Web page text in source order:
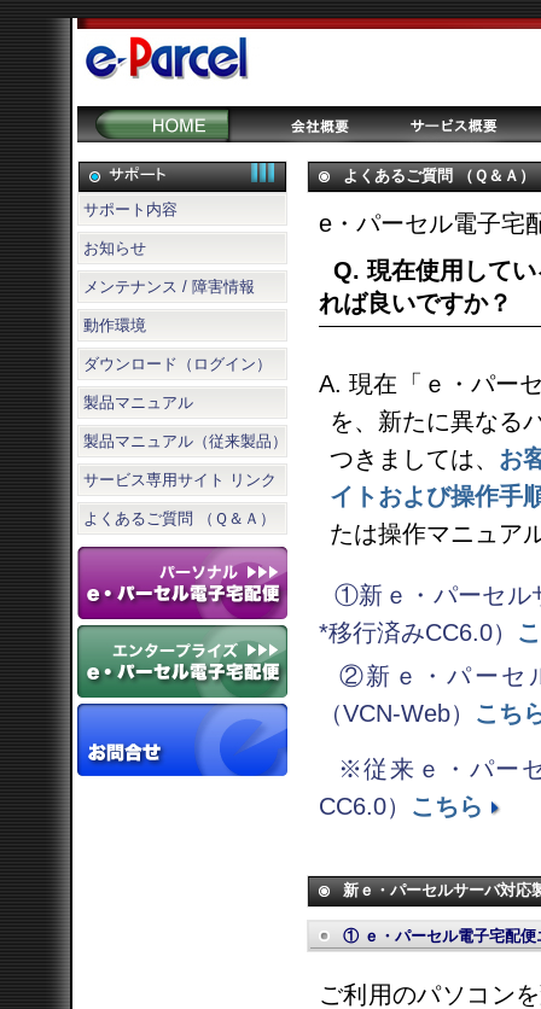
よくあるご質問 （Ｑ＆Ａ）
e・パーセル電子宅
Q. 現在使用して
れば良いですか？
A. 現在「ｅ・パー
を、新たに異なる
つきましては、 お
イトおよび操作手
たは操作マニュア
①新ｅ・パーセル
*移行済みCC6.0）
②新ｅ・パーセ
（VCN-Web） こち
※従来ｅ・パー
CC6.0） こちら
新ｅ・パーセルサーバ対応
① ｅ・パーセル電子宅配便
ご利用のパソコン
サポート内容
お知らせ
メンテナンス / 障害情報
動作環境
ダウンロード（ログイン）
製品マニュアル
製品マニュアル（従来製品）
サービス専用サイト リンク
よくあるご質問 （Ｑ＆Ａ）